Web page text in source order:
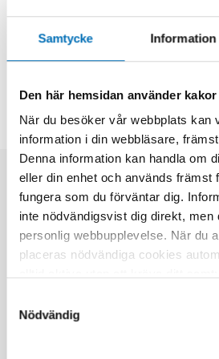
Samtycke Information
Den här hemsidan använder kakor
När du besöker vår webbplats kan
information i din webbläsare,
Denna information kan handla om
eller din enhet och används främst
fungera som du förväntar dig.
inte nödvändigsvist dig direkt, men
personlig webbupplevelse. När du
placeras nödvändiga cookies
dess funktioner. Vi respekterar din
välja vilka ytterligare cookies
marknadsföring och
Nödvändig
DELA
Relaterade